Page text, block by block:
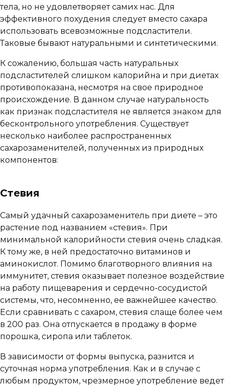
тела, но не удовлетворяет самих нас. Для
эффективного похудения следует вместо сахара
использовать всевозможные подсластители.
Таковые бывают натуральными и синтетическими.
К сожалению, большая часть натуральных
подсластителей слишком калорийна и при диетах
противопоказана, несмотря на свое природное
происхождение. В данном случае натуральность
как признак подсластителя не является знаком для
бесконтрольного употребления. Существует
несколько наиболее распространенных
сахарозаменителей, полученных из природных
компонентов:
Стевия
Самый удачный сахарозаменитель при диете – это
растение под названием «стевия». При
минимальной калорийности стевия очень сладкая.
К тому же, в ней предостаточно витаминов и
аминокислот. Помимо благотворного влияния на
иммунитет, стевия оказывает полезное воздействие
на работу пищеварения и сердечно-сосудистой
системы, что, несомненно, ее важнейшее качество.
Если сравнивать с сахаром, стевия слаще более чем
в 200 раз. Она отпускается в продажу в форме
порошка, сиропа или таблеток.
В зависимости от формы выпуска, разнится и
суточная норма употребления. Как и в случае с
любым продуктом, чрезмерное употребление ведет